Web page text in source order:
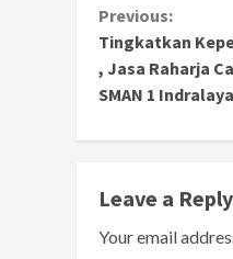
Continue
Reading
Previous:
Tingkatkan
, Jasa Raharja
SMAN 1 Indralaya
Leave a Reply
Your email